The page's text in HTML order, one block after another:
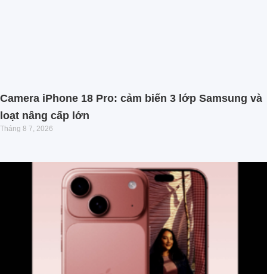
Camera iPhone 18 Pro: cảm biến 3 lớp Samsung và
loạt nâng cấp lớn
Tháng 8 7, 2026